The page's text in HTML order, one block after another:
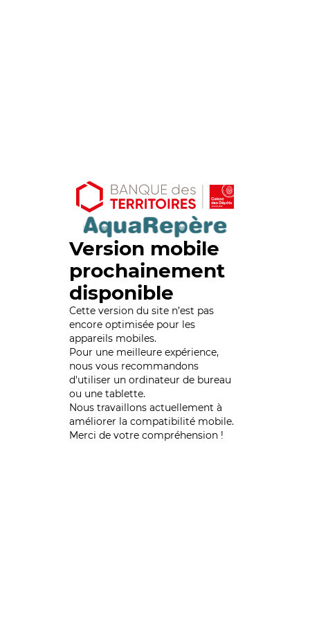
Version mobile
prochainement
disponible
Cette version du site n’est pas
encore optimisée pour les
appareils mobiles.
Pour une meilleure expérience,
nous vous recommandons
d'utiliser un ordinateur de bureau
ou une tablette.
Nous travaillons actuellement à
améliorer la compatibilité mobile.
Merci de votre compréhension !